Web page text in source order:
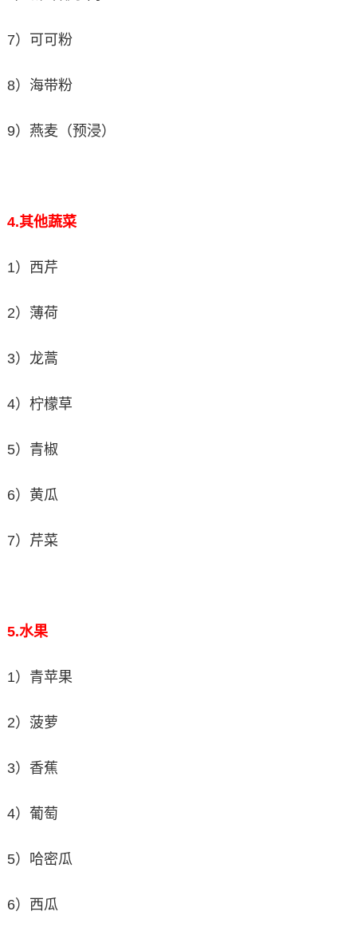
7）可可粉
8）海带粉
9）燕麦（预浸）
4.其他蔬菜
1）西芹
2）薄荷
3）龙蒿
4）柠檬草
5）青椒
6）黄瓜
7）芹菜
5.水果
1）青苹果
2）菠萝
3）香蕉
4）葡萄
5）哈密瓜
6）西瓜